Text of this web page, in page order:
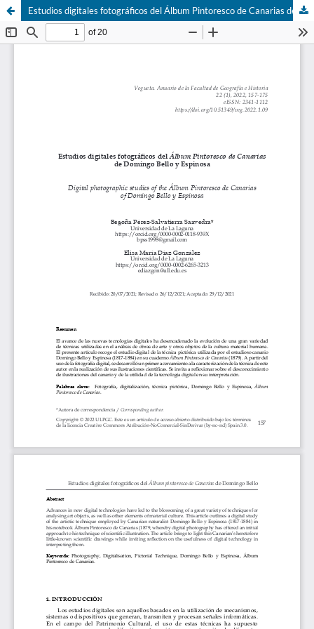
Estudios digitales fotográficos del Álbum Pintoresco de Canarias de Domingo Bello y Espinosa